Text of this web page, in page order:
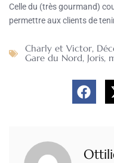
Celle du (très gourmand)
permettre aux clients de
Charly et Victor,
Gare du Nord, Joris,